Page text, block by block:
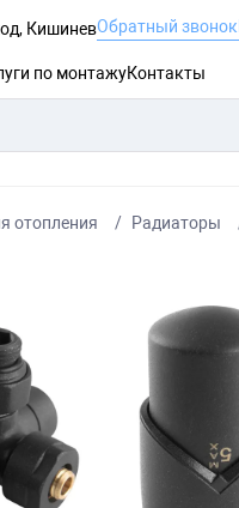
КишиневОбратный звонок
по монтажуКонтакты
отопления Радиаторы